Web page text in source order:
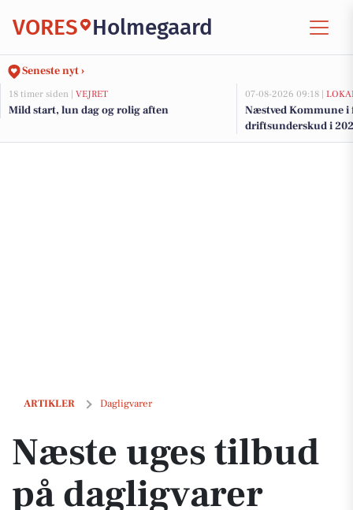
VORES Holmegaard
Seneste nyt ›
18 timer siden | VEJRET
Mild start, lun dag og rolig aften
07-08-2026 09:18 |
Næstved Kommune i
driftsunderskud i
på vej for at bevare
ARTIKLER Dagligvarer
Næste uges tilbud på dagligvarer
Næste uges tilbud
på dagligvarer